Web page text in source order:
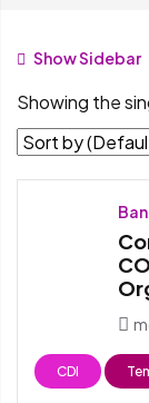
Show Sidebar
Showing the
CDI